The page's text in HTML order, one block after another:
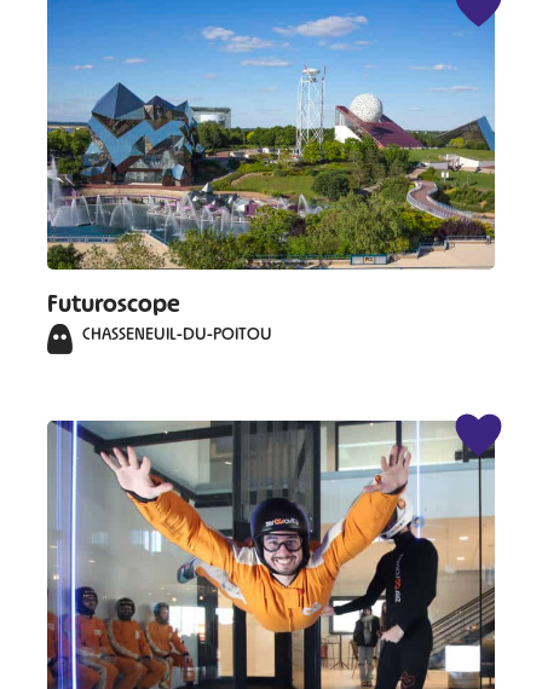
Futuroscope
CHASSENEUIL-DU-POITOU